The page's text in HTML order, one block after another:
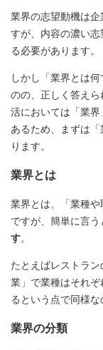
業界の志望動機は
すが、内容の濃い
る必要があります。
しかし「業界とは
のの、正しく答え
活においては「業
あるため、まずは
ります。
業界とは
業界とは、「業種
ですが、簡単に言う
す。
たとえばレストラ
業」で業種はそれ
るという点で同様な
業界の分類